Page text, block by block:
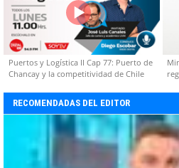
Puertos y Logística II Cap 77: Puerto de
Chancay y la competitividad de Chile
RECOMENDADAS DEL EDITOR